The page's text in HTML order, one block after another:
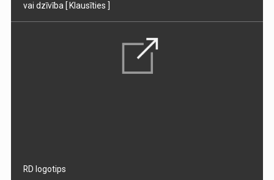
vai dzīvība [ Klausīties ]
RD logotips